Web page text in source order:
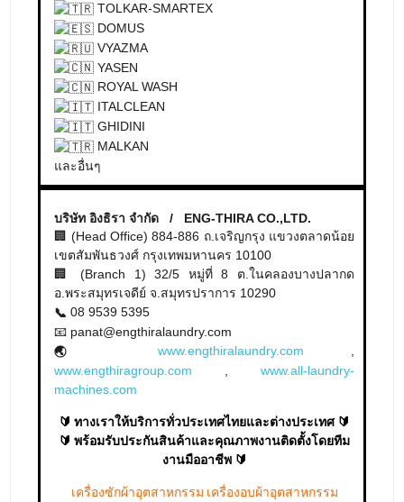
TOLKAR-SMARTEX
DOMUS
VYAZMA
YASEN
ROYAL WASH
ITALCLEAN
GHIDINI
MALKAN
และอื่นๆ
บริษัท อิงธิรา จำกัด / ENG-THIRA CO.,LTD.
🏢 (Head Office) 884-886 ถ.เจริญกรุง แขวงตลาดน้อย
เขตสัมพันธวงศ์ กรุงเทพมหานคร 10100
🏢 (Branch 1) 32/5 หมู่ที่ 8 ต.ในคลองบางปลากด
อ.พระสมุทรเจดีย์ จ.สมุทรปราการ 10290
📞 08 9539 5395
📧 panat@engthiralaundry.com
🌏 www.engthiralaundry.com
www.engthiragroup.com
www.all-laundry-
machines.com
🔰 ทางเราให้บริการทั่วประเทศไทยและต่างประเทศ 🔰
🔰 พร้อมรับประกันสินค้าและคุณภาพงานติดตั้งโดยทีม
งานมืออาชีพ 🔰
เครื่องซักผ้าอุตสาหกรรม เครื่องอบผ้าอุตสาหกรรม